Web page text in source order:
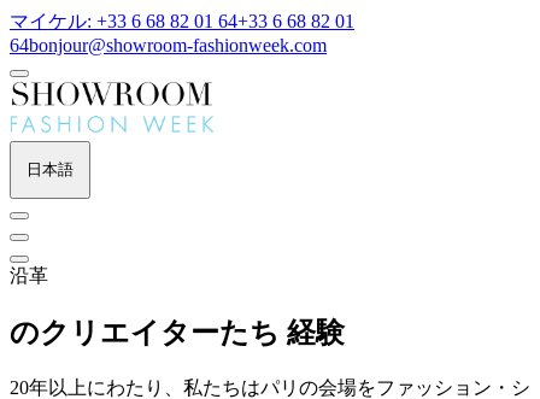
マイケル: +33 6 68 82 01 64+33 6 68 82 01
64bonjour@showroom-fashionweek.com
日本語
沿革
のクリエイターたち 経験
20年以上にわたり、私たちはパリの会場をファッション・シ